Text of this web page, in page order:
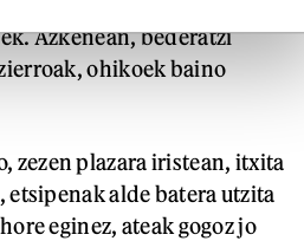
Azkenean, bederatzi
ohikoek baino
zezen plazara iristean, itxita
etsipenak alde batera utzita
eginez, ateak gogoz jo